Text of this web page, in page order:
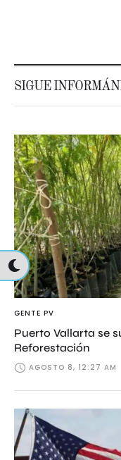
SIGUE
GENTE PV
Puerto Vallarta se
Reforestación
AGOSTO 8, 12:27 AM